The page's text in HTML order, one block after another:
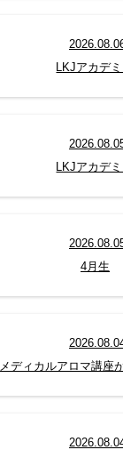
LKJアカデ
LKJアカデ
4月生
ディカルアロマ講座